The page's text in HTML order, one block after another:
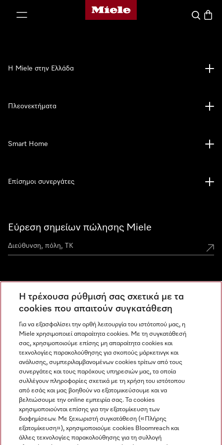
Αρχική σελίδα της Miele
Εύρεση σημείων πώλησης Miele
Ανακαλύψτε τα Miele Experience Center
Newsletter
Η Miele στην Ελλάδα
Πλεονεκτήματα
Smart Home
Επίσημοι συνεργάτες
Miele στο Instagram
Miele στο Facebook
Miele στο Youtube
Η τρέχουσα ρύθμισή σας σχετικά με τα
cookies που απαιτούν συγκατάθεση
Για να εξασφαλίσει την ορθή λειτουργία του ιστότοπού μας, η
Miele χρησιμοποιεί απαραίτητα cookies. Με τη συγκατάθεσή
σας, χρησιμοποιούμε επίσης μη απαραίτητα cookies και
τεχνολογίες παρακολούθησης για σκοπούς μάρκετινγκ και
ανάλυσης, συμπεριλαμβανομένων cookies τρίτων από τους
συνεργάτες και τους παρόχους υπηρεσιών μας, τα οποία
συλλέγουν πληροφορίες σχετικά με τη χρήση του ιστότοπου
από εσάς και μας βοηθούν να εξατομικεύσουμε και να
βελτιώσουμε την online εμπειρία σας. Τα cookies
χρησιμοποιούνται επίσης για την εξατομίκευση των
διαφημίσεων. Με ξεχωριστή συγκατάθεση («Πλήρης
εξατομίκευση»), χρησιμοποιούμε cookies Bloomreach και
άλλες τεχνολογίες παρακολούθησης για τη συλλογή